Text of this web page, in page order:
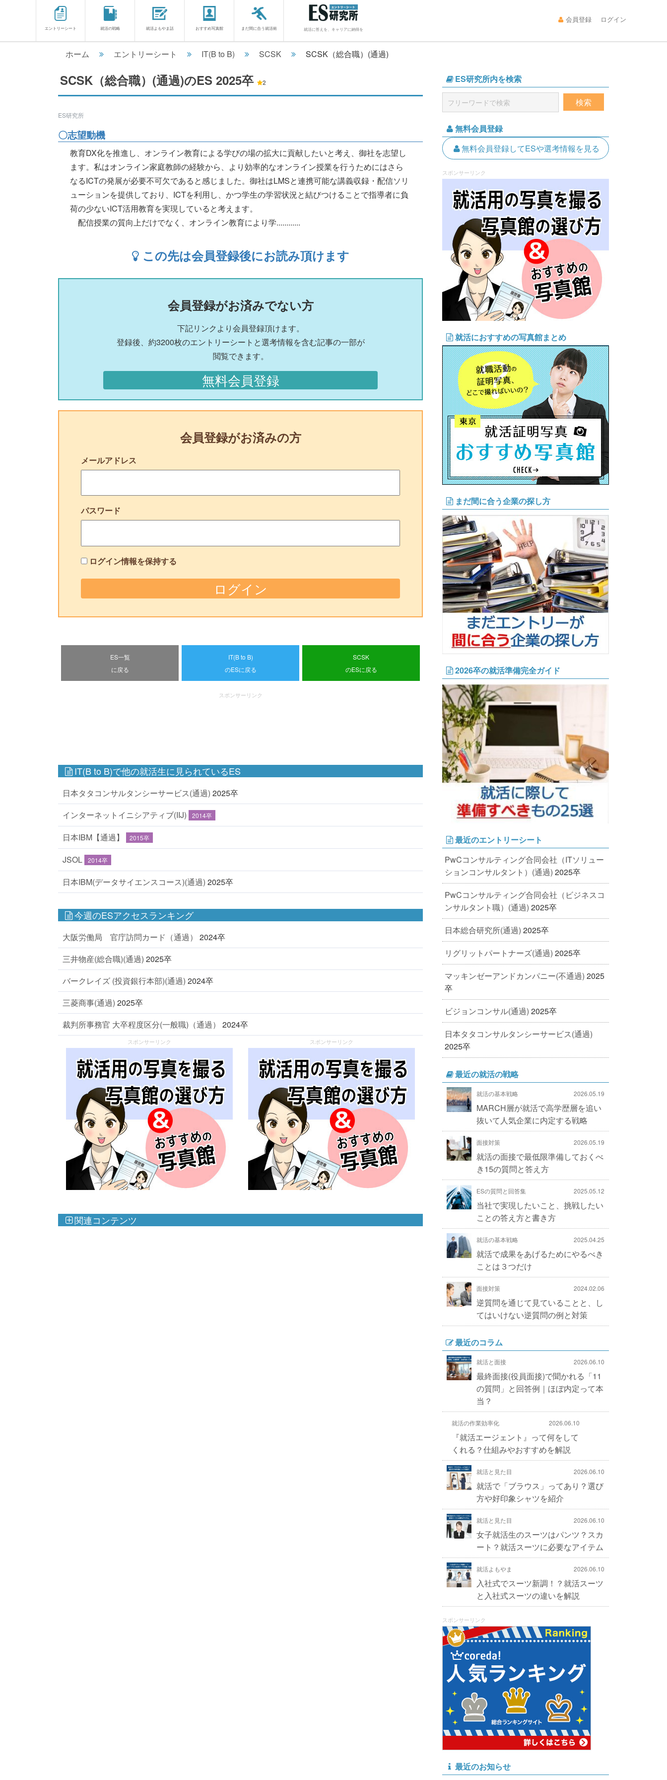
エントリーシート 就活の戦略 就活よもやま話 おすすめ写真館 まだ間に合う就活術 就活に答えを、キャリアに納得を
会員登録 ログイン
ホーム エントリーシート IT(B to B) SCSK SCSK（総合職）(通過)
SCSK（総合職）(通過)のES 2025卒 2
ES研究所
〇志望動機
教育DX化を推進し、オンライン教育による学びの場の拡大に貢献したいと考え、御社を志望し
ます。私はオンライン家庭教師の経験から、より効率的なオンライン授業を行うためにはさら
なるICTの発展が必要不可欠であると感じました。御社はLMSと連携可能な講義収録・配信ソリ
ューションを提供しており、ICTを利用し、かつ学生の学習状況と結びつけることで指導者に負
荷の少ないICT活用教育を実現していると考えます。
配信授業の質向上だけでなく、オンライン教育により学............
この先は会員登録後にお読み頂けます
会員登録がお済みでない方
下記リンクより会員登録頂けます。
登録後、約3200枚のエントリーシートと選考情報を含む記事の一部が
閲覧できます。
無料会員登録
会員登録がお済みの方
メールアドレス
パスワード
ログイン情報を保持する
ES一覧
に戻る
IT(B to B)
のESに戻る
SCSK
のESに戻る
スポンサーリンク
IT(B to B)で他の就活生に見られているES
日本タタコンサルタンシーサービス(通過) 2025卒
インターネットイニシアティブ(IIJ)
2014卒
日本IBM【通過】 2015卒
JSOL 2014卒
日本IBM(データサイエンスコース)(通過) 2025卒
今週のESアクセスランキング
大阪労働局 官庁訪問カード（通過）
2024卒
三井物産(総合職)(通過) 2025卒
バークレイズ (投資銀行本部)(通過) 2024卒
三菱商事(通過) 2025卒
裁判所事務官 大卒程度区分(一般職)（通過）
2024卒
スポンサーリンク スポンサーリンク
関連コンテンツ
ES研究所内を検索
無料会員登録
無料会員登録してESや選考情報を見る
スポンサーリンク
就活におすすめの写真館まとめ
まだ間に合う企業の探し方
2026卒の就活準備完全ガイド
最近のエントリーシート
PwCコンサルティング合同会社（ITソリュー
ションコンサルタント）(通過) 2025卒
PwCコンサルティング合同会社（ビジネスコ
ンサルタント職）(通過) 2025卒
日本総合研究所(通過) 2025卒
リグリットパートナーズ(通過) 2025卒
マッキンゼーアンドカンパニー(不通過) 2025
卒
ビジョンコンサル(通過) 2025卒
日本タタコンサルタンシーサービス(通過)
2025卒
最近の就活の戦略
就活の基本戦略 2026.05.19
MARCH層が就活で高学歴層を追い
抜いて人気企業に内定する戦略
面接対策 2026.05.19
就活の面接で最低限準備しておくべ
き15の質問と答え方
ESの質問と回答集 2025.05.12
当社で実現したいこと、挑戦したい
ことの答え方と書き方
就活の基本戦略 2025.04.25
就活で成果をあげるためにやるべき
ことは３つだけ
面接対策 2024.02.06
逆質問を通じて見ていることと、し
てはいけない逆質問の例と対策
最近のコラム
就活と面接 2026.06.10
最終面接(役員面接)で聞かれる「11
の質問」と回答例｜ほぼ内定って本
当？
就活の作業効率化 2026.06.10
『就活エージェント』って何をして
くれる？仕組みやおすすめを解説
就活と見た目 2026.06.10
就活で「ブラウス」ってあり？選び
方や好印象シャツを紹介
就活と見た目 2026.06.10
女子就活生のスーツはパンツ？スカ
ート？就活スーツに必要なアイテム
就活よもやま 2026.06.10
入社式でスーツ新調！？就活スーツ
と入社式スーツの違いを解説
スポンサーリンク
最近のお知らせ